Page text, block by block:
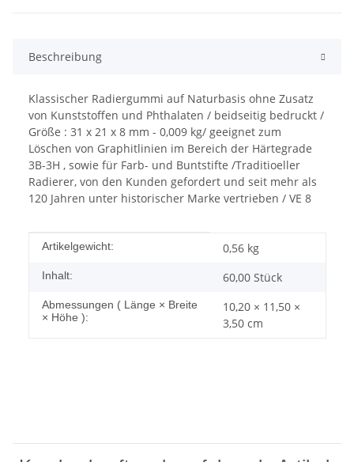
Beschreibung
Klassischer Radiergummi auf Naturbasis ohne Zusatz
von Kunststoffen und Phthalaten / beidseitig bedruckt /
Größe : 31 x 21 x 8 mm - 0,009 kg/ geeignet zum
Löschen von Graphitlinien im Bereich der Härtegrade
3B-3H , sowie für Farb- und Buntstifte /Traditioeller
Radierer, von den Kunden gefordert und seit mehr als
120 Jahren unter historischer Marke vertrieben / VE 8
Produkteigenschaft
Wert
Artikelgewicht: 0,56 kg
Inhalt: 60,00 Stück
Abmessungen ( Länge × Breite
× Höhe ):
10,20 × 11,50 ×
3,50 cm